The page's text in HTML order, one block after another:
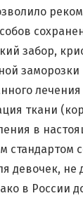
забор,
лечения
ткани
в
стандартом
девочек, не
в России